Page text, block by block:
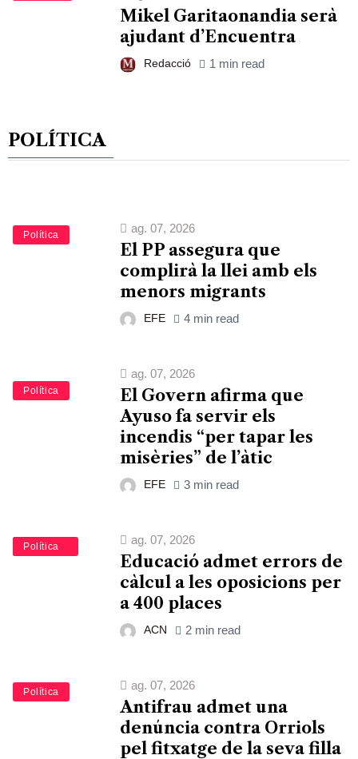
Mikel Garitaonandia serà
ajudant d’Encuentra
Redacció 1 min read
POLÍTICA
Política
ag. 07, 2026
El PP assegura que
complirà la llei amb els
menors migrants
EFE 4 min read
Política
ag. 07, 2026
El Govern afirma que
Ayuso fa servir els
incendis “per tapar les
misèries” de l’àtic
EFE 3 min read
Educació
Política
ag. 07, 2026
Educació admet errors de
càlcul a les oposicions per
a 400 places
ACN 2 min read
Política
ag. 07, 2026
Antifrau admet una
denúncia contra Orriols
pel fitxatge de la seva filla